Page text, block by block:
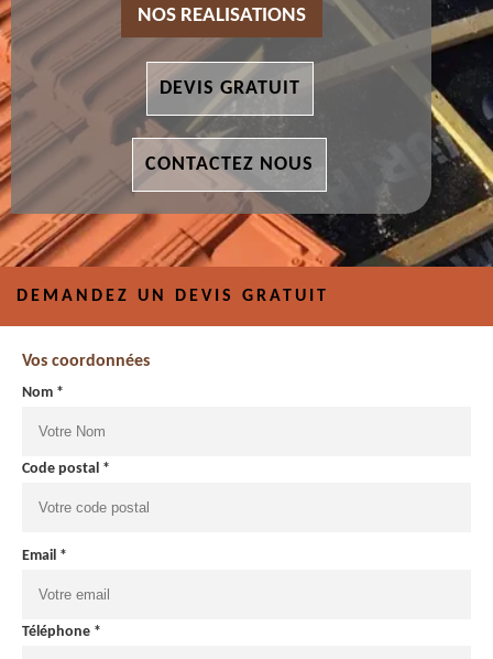
NOS REALISATIONS
DEVIS GRATUIT
CONTACTEZ NOUS
DEMANDEZ UN DEVIS GRATUIT
Vos coordonnées
Nom *
Code postal *
Email *
Téléphone *